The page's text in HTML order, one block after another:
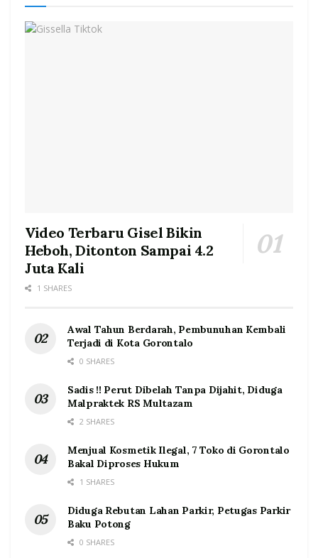
Video Terbaru Gisel Bikin
Heboh, Ditonton Sampai 4.2
Juta Kali
1 SHARES
Awal Tahun Berdarah, Pembunuhan Kembali
Terjadi di Kota Gorontalo
0 SHARES
Sadis !! Perut Dibelah Tanpa Dijahit, Diduga
Malpraktek RS Multazam
2 SHARES
Menjual Kosmetik Ilegal, 7 Toko di Gorontalo
Bakal Diproses Hukum
1 SHARES
Diduga Rebutan Lahan Parkir, Petugas Parkir
Baku Potong
0 SHARES